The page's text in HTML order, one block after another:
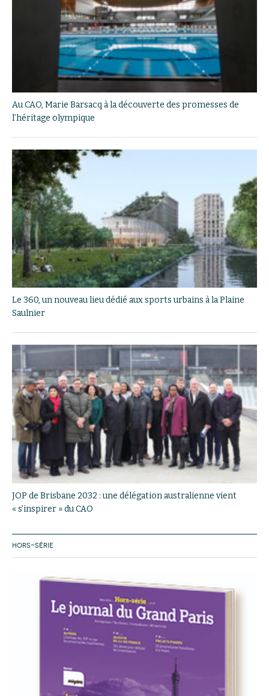
Au CAO, Marie Barsacq à la découverte des promesses de
l’héritage olympique
Le 360, un nouveau lieu dédié aux sports urbains à la Plaine
Saulnier
JOP de Brisbane 2032 : une délégation australienne vient
« s’inspirer » du CAO
HORS-SÉRIE